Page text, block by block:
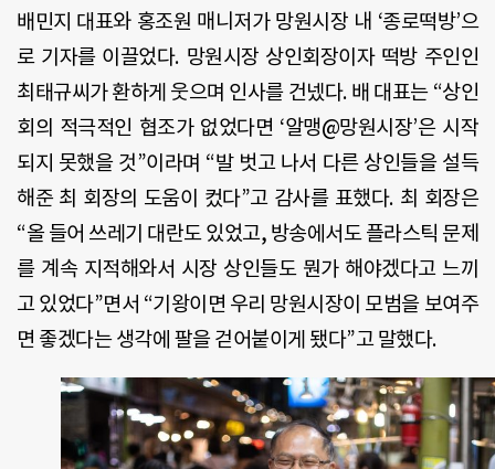
배민지 대표와 홍조원 매니저가 망원시장 내 ‘종로떡방’으
로 기자를 이끌었다. 망원시장 상인회장이자 떡방 주인인
최태규씨가 환하게 웃으며 인사를 건넸다. 배 대표는“상인
회의 적극적인 협조가 없었다면 ‘알맹@망원시장’은 시작
되지 못했을 것”이라며 “발 벗고 나서 다른 상인들을 설득
해준 최 회장의 도움이 컸다”고 감사를 표했다. 최 회장은
“올 들어 쓰레기 대란도 있었고, 방송에서도 플라스틱 문제
를 계속 지적해와서 시장 상인들도 뭔가 해야겠다고 느끼
고 있었다”면서 “기왕이면 우리 망원시장이 모범을 보여주
면 좋겠다는 생각에 팔을 걷어붙이게 됐다”고 말했다.